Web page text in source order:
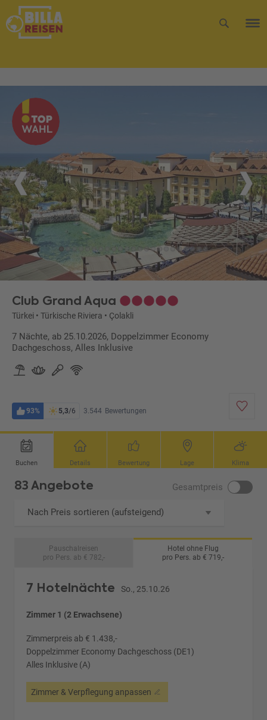
Club Grand Aqua
Türkei • Türkische Riviera • Çolakli
7 Nächte, ab 25.10.2026, Doppelzimmer Economy
Dachgeschoss, Alles Inklusive
93% 5,3/6 3.544 Bewertungen
Buchen Details Bewertung Lage Klima
83 Angebote Gesamtpreis
Nach Preis sortieren (aufsteigend)
Pauschalreisen
pro Pers. ab € 782,-
Hotel ohne Flug
pro Pers. ab € 719,-
7 Hotelnächte So., 25.10.26
Zimmer 1 (2 Erwachsene)
Zimmerpreis ab € 1.438,-
Doppelzimmer Economy Dachgeschoss (DE1)
Alles Inklusive (A)
Zimmer & Verpflegung anpassen